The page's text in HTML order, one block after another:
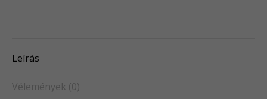
Leírás
Vélemények (0)